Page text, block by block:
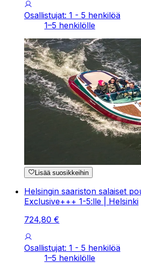
Osallistujat: 1 - 5 henkilöä
1–5 henkilölle
Lisää suosikkeihin
Helsingin saariston salaiset
Exclusive+++ 1-5:lle | Helsinki
724,80 €
Osallistujat: 1 - 5 henkilöä
1–5 henkilölle